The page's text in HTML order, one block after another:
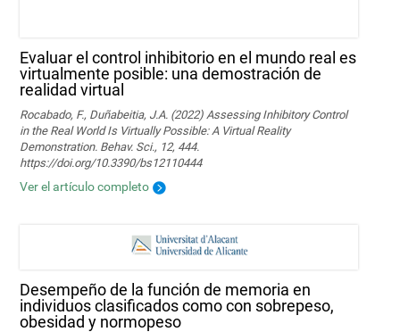
Evaluar el control inhibitorio en el mundo real es
virtualmente posible: una demostración de
realidad virtual
Rocabado, F., Duñabeitia, J.A. (2022) Assessing Inhibitory Control
in the Real World Is Virtually Possible: A Virtual Reality
Demonstration. Behav. Sci., 12, 444.
https://doi.org/10.3390/bs12110444
Ver el artículo completo
Desempeño de la función de memoria en
individuos clasificados como con sobrepeso,
obesidad y normopeso